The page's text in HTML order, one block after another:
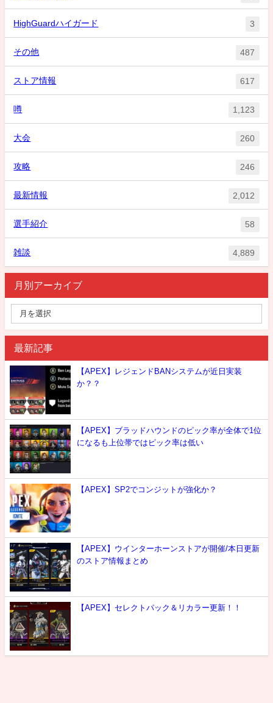
HighGuardハイガード 3
その他 487
ストア情報 617
噂 1,123
大会 260
攻略 246
最新情報 2,012
選手紹介 58
雑談 4,889
月別アーカイブ
最新記事
【APEX】レジェンドBANシステムが近日実装
か？？
【APEX】ブラッドハウンドのピック率が全体で1位
になるも上位帯ではピック率は低い
【APEX】SP2でコンジットが強化か？
【APEX】ウインターホーンストアが開催/本日更新
のストア情報まとめ
【APEX】セレクトパック＆リカラー更新！！